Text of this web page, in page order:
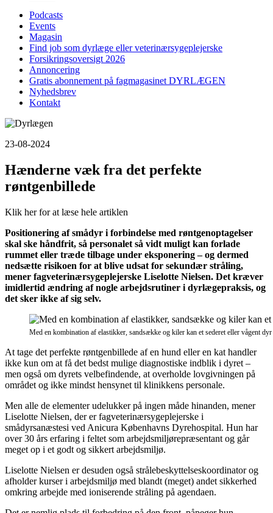
Podcasts
Events
Magasin
Find job som dyrlæge eller veterinærsygeplejerske
Forsikringsoversigt 2026
Annoncering
Gratis abonnement på fagmagasinet DYRLÆGEN
Nyhedsbrev
Kontakt
23-08-2024
Hænderne væk fra det perfekte
røntgenbillede
Klik her for at læse hele artiklen
Positionering af smådyr i forbindelse med røntgenoptagelser
skal ske håndfrit, så personalet så vidt muligt kan forlade
rummet eller træde tilbage under eksponering – og dermed
nedsætte risikoen for at blive udsat for sekundær stråling,
mener fagveterinærsygeplejerske Liselotte Nielsen. Det kræver
imidlertid ændring af nogle arbejdsrutiner i dyrlægepraksis, og
det sker ikke af sig selv.
Med en kombination af elastikker, sandsække og kiler kan et sederet eller vågent
At tage det perfekte røntgenbillede af en hund eller en kat handler
ikke kun om at få det bedst mulige diagnostiske indblik i dyret –
men også om dyrets velbefindende, at overholde lovgivningen på
området og ikke mindst hensynet til klinikkens personale.
Men alle de elementer udelukker på ingen måde hinanden, mener
Liselotte Nielsen, der er fagveterinærsygeplejerske i
smådyrsanæstesi ved Anicura Københavns Dyrehospital. Hun har
over 30 års erfaring i feltet som arbejdsmiljørepræsentant og går
meget op i et godt og sikkert arbejdsmiljø.
Liselotte Nielsen er desuden også strålebeskyttelseskoordinator og
afholder kurser i arbejdsmiljø med blandt (meget) andet sikkerhed
omkring arbejde med ioniserende stråling på agendaen.